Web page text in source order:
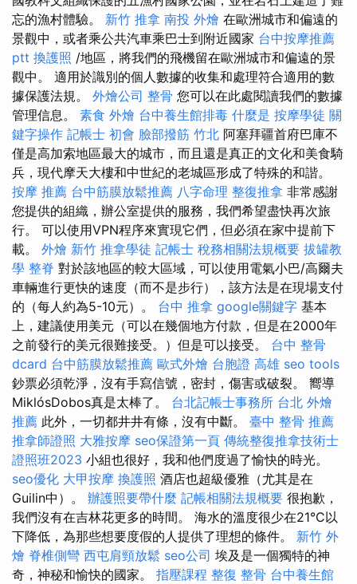
忘的漁村體驗。 新竹 推拿 南投 外燴 在歐洲城市和偏遠的
景觀中，或者乘公共汽車乘巴士到附近國家 台中按摩推薦
ptt 換護照 /地區，將我們的飛機留在歐洲城市和偏遠的景
觀中。 適用於識別的個人數據的收集和處理符合適用的數
據保護法規。 外燴公司 整骨 您可以在此處閱讀我們的數據
管理信息。 素食 外燴 台中養生館排毒 什麼是 按摩學徒 關
鍵字操作 記帳士 初會 臉部撥筋 竹北 阿塞拜疆首府巴庫不
僅是高加索地區最大的城市，而且還是真正的文化和美食騎
兵，現代摩天大樓和中世紀的老城區形成了特殊的和諧。
按摩 推薦 台中筋膜放鬆推薦 八字命理 整復推拿 非常感謝
您提供的組織，辦公室提供的服務，我們希望盡快再次旅
行。 可以使用VPN程序來實現它們，但必須在家中提前下
載。 外燴 新竹 推拿學徒 記帳士 稅務相關法規概要 拔罐教
學 整脊 對於該地區的較大區域，可以使用電氣小巴/高爾夫
車輛進行更快的速度（而不是步行），該方法是在現場支付
的（每人約為5-10元）。 台中 推拿 google關鍵字 基本
上，建議使用美元（可以在幾個地方付款，但是在2000年
之前發行的美元很難接受。）但是可以接受。 台中 整骨
dcard 台中筋膜放鬆推薦 歐式外燴 台胞證 高雄 seo tools
鈔票必須乾淨，沒有手寫信號，密封，傷害或破裂。 嚮導
MiklósDobos真是太棒了。 台北記帳士事務所 台北 外燴
推薦 此外，一切都井井有條，沒有中斷。 臺中 整骨 推薦
推拿師證照 大雅按摩 seo保證第一頁 傳統整復推拿技術士
證照班2023 小組也很好，我和他們度過了愉快的時光。
seo優化 大甲按摩 換護照 酒店也超級優雅（尤其是在
Guilin中）。 辦護照要帶什麼 記帳相關法規概要 很抱歉，
我們沒有在吉林花更多的時間。 海水的溫度很少在21°C以
下降低，為那些想要度假的人提供了理想的條件。 新竹 外
燴 脊椎側彎 西屯肩頸放鬆 seo公司 埃及是一個獨特的神
奇，神秘和愉快的國家。 指壓課程 整復 整骨 台中養生館